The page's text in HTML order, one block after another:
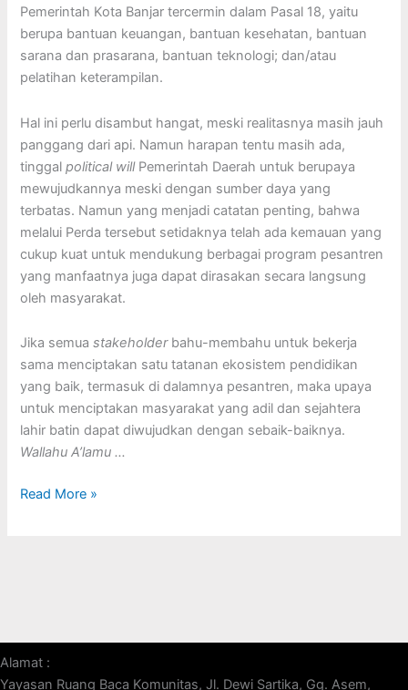
Pemerintah Kota Banjar tercermin dalam Pasal 18, yaitu
berupa bantuan keuangan, bantuan kesehatan, bantuan
sarana dan prasarana, bantuan teknologi; dan/atau
pelatihan keterampilan.
Hal ini perlu disambut hangat, meski realitasnya masih jauh
panggang dari api. Namun harapan tentu masih ada,
tinggalpolitical will Pemerintah Daerah untuk berupaya
mewujudkannya meski dengan sumber daya yang
terbatas. Namun yang menjadi catatan penting, bahwa
melalui Perda tersebut setidaknya telah ada kemauan yang
cukup kuat untuk mendukung berbagai program pesantren
yang manfaatnya juga dapat dirasakan secara langsung
oleh masyarakat.
Jika semuastakeholder bahu-membahu untuk bekerja
sama menciptakan satu tatanan ekosistem pendidikan
yang baik, termasuk di dalamnya pesantren, maka upaya
untuk menciptakan masyarakat yang adil dan sejahtera
lahir batin dapat diwujudkan dengan sebaik-baiknya.
Wallahu A’lamu …
Read More »
Alamat :
Yayasan Ruang Baca Komunitas, Jl. Dewi Sartika, Gg. Asem,